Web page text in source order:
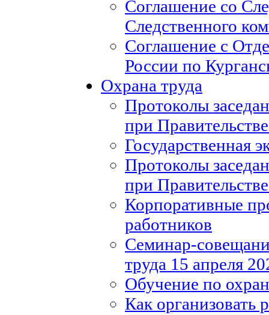
Соглашение со
Следственного
Соглашение с
России по
Охрана труда
Протоколы
при
Государственная
Протоколы
при
Корпоративные
работников
Семинар-
труда 15 апреля
Обучение по
Как организовать